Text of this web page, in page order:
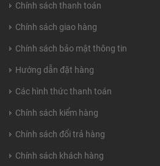
Chính sách thanh toán
Chính sách giao hàng
Chính sách bảo mật thông tin
Hướng dẫn đặt hàng
Các hình thức thanh toán
Chính sách kiểm hàng
Chính sách đổi trả hàng
Chính sách khách hàng